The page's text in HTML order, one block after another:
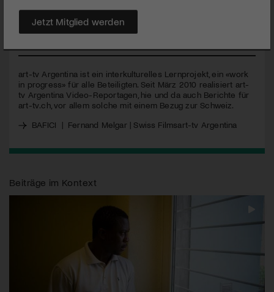
traf den Schweizer Filmemacher mit spanischen Wurzeln am
Festival zu einem Gespräch.
art-tv Argentina ist ein interkulturelles Lernprojekt, ein «work
in progress» für alle Beteiligten. Seit März 2010 realisiert art-
tv Argentina Video-Reportagen, hie und da auch Berichte für
art-tv.ch, vor allem solche mit einem Bezug zur Schweiz.
BAFICI | Fernand Melgar | Swiss Filmsart-tv Argentina
Beiträge im Kontext
Jetzt Mitglied werden